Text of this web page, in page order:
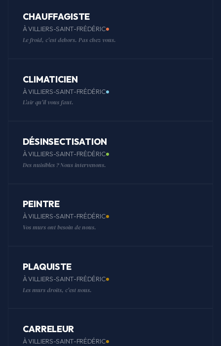
CHAUFFAGISTE
À VILLIERS-SAINT-FRÉDÉRIC
Le froid, c'est dehors. Pas chez vous.
CLIMATICIEN
À VILLIERS-SAINT-FRÉDÉRIC
L'air qu'il vous faut.
DÉSINSECTISATION
À VILLIERS-SAINT-FRÉDÉRIC
Des nuisibles ? Nous intervenons.
PEINTRE
À VILLIERS-SAINT-FRÉDÉRIC
Vos murs ont besoin de nous.
PLAQUISTE
À VILLIERS-SAINT-FRÉDÉRIC
Les murs droits, c'est nous.
CARRELEUR
À VILLIERS-SAINT-FRÉDÉRIC